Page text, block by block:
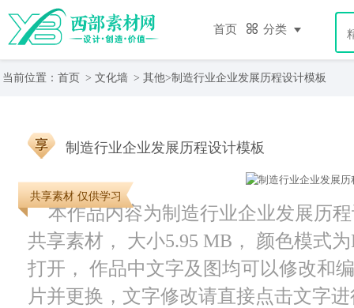
首页 分类
当前位置： 首页 > 文化墙 > 其他>制造行业企业发展历程设计模板
制造行业企业发展历程设计模板
共享素材 仅供学习
本作品内容为制造行业企业发展历
共享素材， 大小5.95 MB， 颜色模式
打开， 作品中文字及图均可以修改和
片并更换，文字修改请直接点击文字